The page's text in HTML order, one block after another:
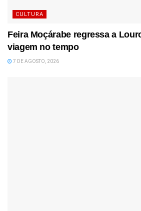
CULTURA
Feira Moçárabe regressa a
viagem no tempo
7 DE AGOSTO, 2026